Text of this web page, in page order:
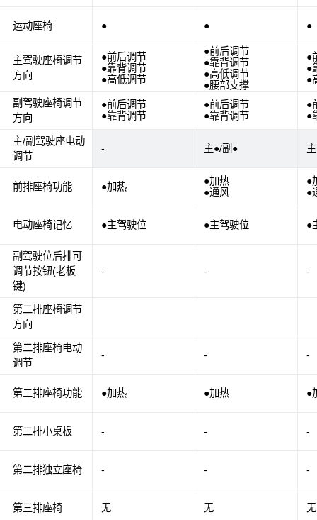
运动座椅
主驾驶座椅调节
方向
副驾驶座椅调节
方向
主/副驾驶座电动
调节
前排座椅功能
电动座椅记忆
副驾驶位后排可
调节按钮(老板
键)
第二排座椅调节
方向
第二排座椅电动
调节
第二排座椅功能
第二排小桌板
第二排独立座椅
第三排座椅
● ● ●
●前后调节
●靠背调节
●高低调节
●前后调节
●靠背调节
●高低调节
●腰部支撑
●
●
●
●前后调节
●靠背调节
●前后调节
●靠背调节
●
●
- 主●/副●
●加热
●加热
●通风
●
●
●主驾驶位 ●主驾驶位 ●
- - -
- - -
●加热 ●加热 ●
- - -
- - -
无 无 无